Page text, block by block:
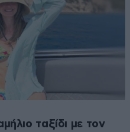
ταξίδι με τον